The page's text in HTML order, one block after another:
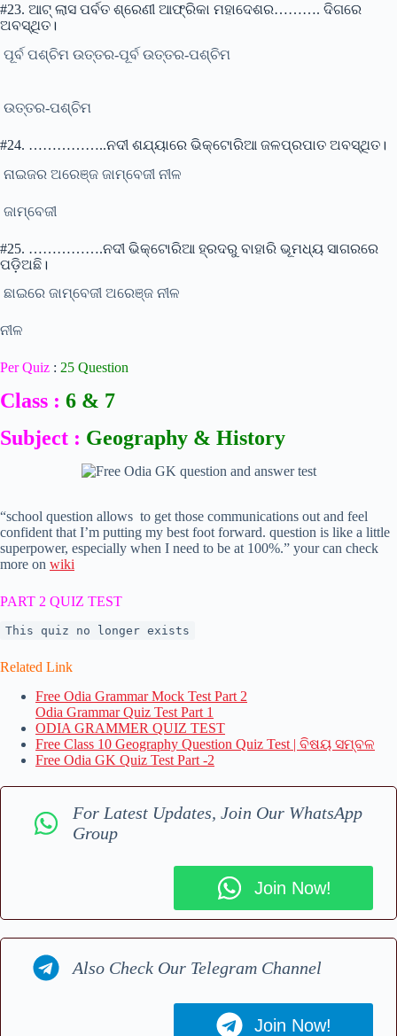
#23. ଆଟ୍ ଲାସ ପର୍ବତ ଶ୍ରେଣୀ ଆଫ୍ରିକା ମହାଦେଶର………. ଦିଗରେ
ଅବସ୍ଥିତ।
ପୂର୍ବ ପଶ୍ଚିମ ଉତ୍ତର-ପୂର୍ବ ଉତ୍ତର-ପଶ୍ଚିମ
ଉତ୍ତର-ପଶ୍ଚିମ
#24. ……………..ନଦୀ ଶଯ୍ୟାରେ ଭିକ୍ଟୋରିଆ ଜଳପ୍ରପାତ ଅବସ୍ଥିତ।
ନାଇଜର ଅରେଞ୍ଜ ଜାମ୍ବେଜୀ ନୀଳ
ଜାମ୍ବେଜୀ
#25. …………….ନଦୀ ଭିକ୍ଟୋରିଆ ହ୍ରଦରୁ ବାହାରି ଭୂମଧ୍ୟ ସାଗରରେ
ପଡ଼ିଅଛି।
ଛାଇରେ ଜାମ୍ବେଜୀ ଅରେଞ୍ଜ ନୀଳ
ନୀଳ
Per Quiz : 25 Question
Class : 6 & 7
Subject : Geography & History
“school question allows to get those communications out and feel
confident that I’m putting my best foot forward. question is like a little
superpower, especially when I need to be at 100%.” your can check
more on wiki
PART 2 QUIZ TEST
This quiz no longer exists
Related Link
Free Odia Grammar Mock Test Part 2
Odia Grammar Quiz Test Part 1
ODIA GRAMMER QUIZ TEST
Free Class 10 Geography Question Quiz Test | ବିଷୟ ସମ୍ବଳ
Free Odia GK Quiz Test Part -2
For Latest Updates, Join Our WhatsApp
Group
Join Now!
Also Check Our Telegram Channel
Join Now!